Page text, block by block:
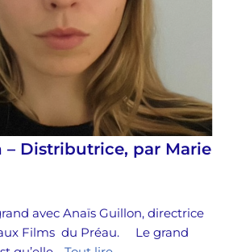
– Distributrice, par Marie
avec Anaïs Guillon, directrice
Films du Préau. Le grand